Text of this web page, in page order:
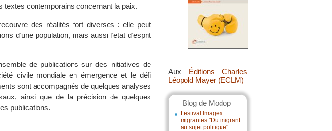
Aux Éditions Charles
Léopold Mayer (ECLM)
Blog de Modop
Festival Images
migrantes "Du migrant
au sujet politique"
textes contemporains concernant la paix.
des réalités fort diverses : elle peut
d’une population, mais aussi l’état d’esprit
de publications sur des initiatives de
civile mondiale en émergence et le défi
sont accompagnés de quelques analyses
ainsi que de la précision de quelques
publications.